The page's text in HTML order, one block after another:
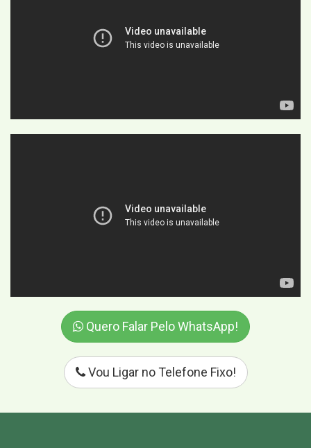
Quero Falar Pelo WhatsApp!
Vou Ligar no Telefone Fixo!